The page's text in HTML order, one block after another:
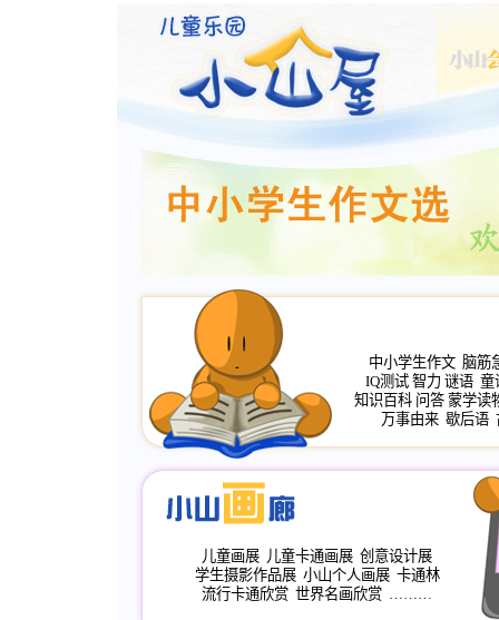
中小学生作文 脑筋
IQ测试 智力 谜语 童
知识百科 问答 蒙学读
万事由来 歇后语
儿童画展 儿童卡通画展 创意设计展
学生摄影作品展 小山个人画展 卡通林
流行卡通欣赏 世界名画欣赏 ………